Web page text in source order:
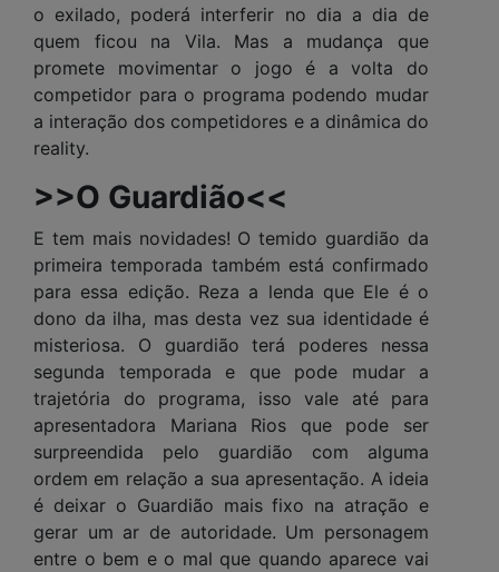
o exilado, poderá interferir no dia a dia de
quem ficou na Vila. Mas a mudança que
promete movimentar o jogo é a volta do
competidor para o programa podendo mudar
a interação dos competidores e a dinâmica do
reality.
>>O Guardião<<
E tem mais novidades! O temido guardião da
primeira temporada também está confirmado
para essa edição. Reza a lenda que Ele é o
dono da ilha, mas desta vez sua identidade é
misteriosa. O guardião terá poderes nessa
segunda temporada e que pode mudar a
trajetória do programa, isso vale até para
apresentadora Mariana Rios que pode ser
surpreendida pelo guardião com alguma
ordem em relação a sua apresentação. A ideia
é deixar o Guardião mais fixo na atração e
gerar um ar de autoridade. Um personagem
entre o bem e o mal que quando aparece vai